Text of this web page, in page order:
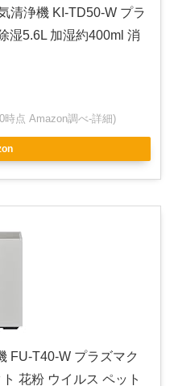
清浄機 KI-TD50-W プラ
湿5.6L 加湿約400ml 消
時点 Amazon調べ-詳細)
FU-T40-W プラズマク
花粉 ウイルス ペット